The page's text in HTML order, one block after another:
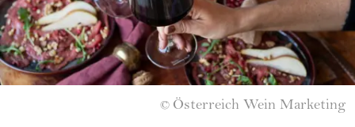
© Österreich Wein Marketing